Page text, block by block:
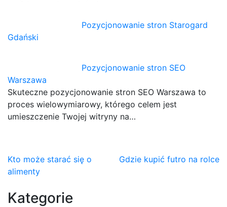
Pozycjonowanie stron Starogard
Gdański
Pozycjonowanie stron SEO
Warszawa
Skuteczne pozycjonowanie stron SEO Warszawa to
proces wielowymiarowy, którego celem jest
umieszczenie Twojej witryny na…
Nawigacja
wpisu
Kto może starać się o
alimenty
Gdzie kupić futro na rolce
Kategorie